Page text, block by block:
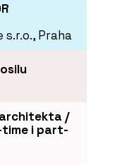
Praha
/
i part-